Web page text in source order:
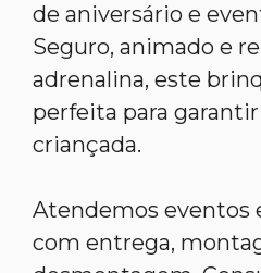
de aniversário e
Seguro, animado e
adrenalina, este
perfeita para
criançada.
Atendemos eventos
com entrega,